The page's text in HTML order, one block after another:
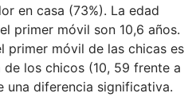
en casa (73%). La edad
primer móvil son 10,6 años.
primer móvil de las chicas es
los chicos (10, 59 frente a
una diferencia significativa.